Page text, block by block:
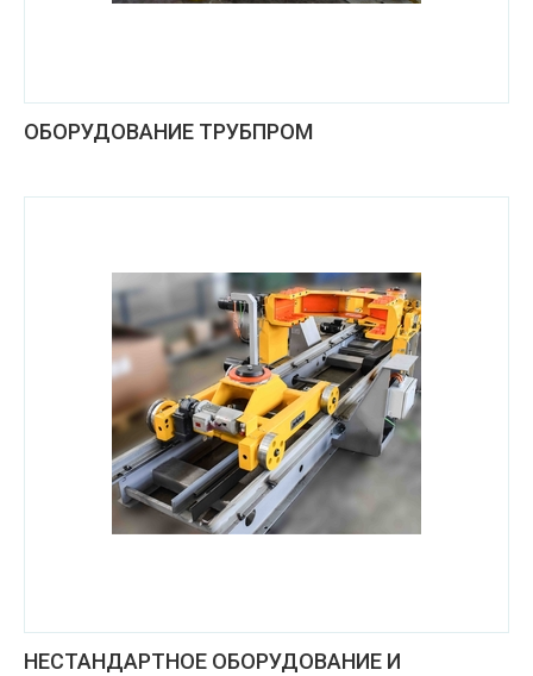
ОБОРУДОВАНИЕ ТРУБПРОМ
НЕСТАНДАРТНОЕ ОБОРУДОВАНИЕ И